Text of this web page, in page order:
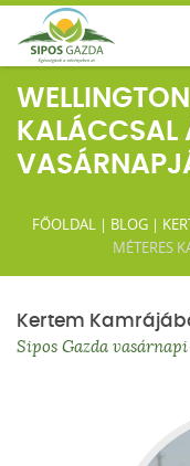
KALÁCCSAL
FŐOLDAL | BLOG |
MÉTERES
Kertem
Sipos Gazda